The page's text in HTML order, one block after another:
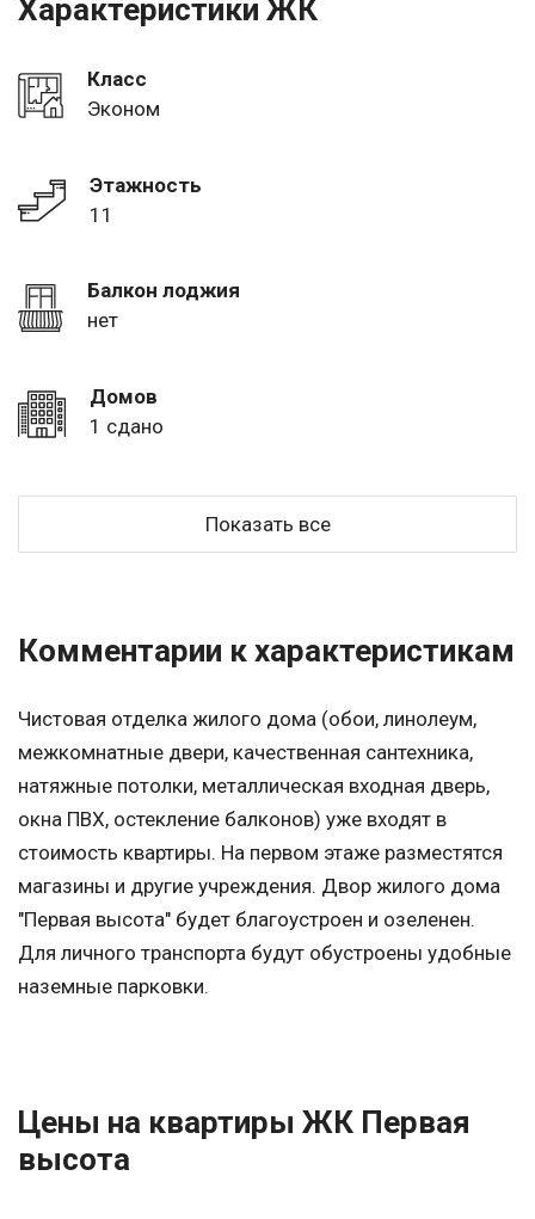
Характеристики ЖК
Класс
Эконом
Этажность
11
Балкон лоджия
нет
Домов
1 сдано
Показать все
Комментарии к характеристикам
Чистовая отделка жилого дома (обои, линолеум,
межкомнатные двери, качественная сантехника,
натяжные потолки, металлическая входная дверь,
окна ПВХ, остекление балконов) уже входят в
стоимость квартиры. На первом этаже разместятся
магазины и другие учреждения. Двор жилого дома
"Первая высота" будет благоустроен и озеленен.
Для личного транспорта будут обустроены удобные
наземные парковки.
Цены на квартиры ЖК Первая
высота